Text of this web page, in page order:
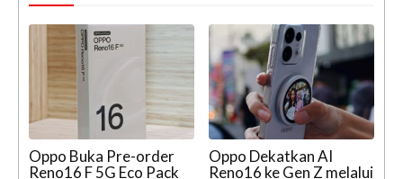
Oppo Buka Pre-order
Reno16 F 5G Eco Pack
Oppo Dekatkan AI
Reno16 ke Gen Z melalui